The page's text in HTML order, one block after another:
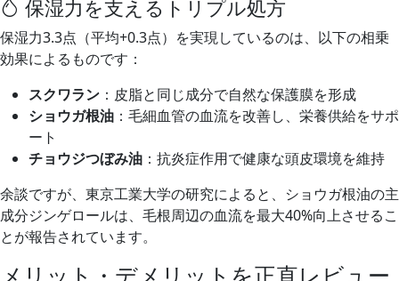
保湿力を支えるトリプル処方
保湿力3.3点（平均+0.3点）を実現しているのは、以下の相乗
効果によるものです：
スクワラン ：皮脂と同じ成分で自然な保護膜を形成
ショウガ根油 ：毛細血管の血流を改善し、栄養供給をサポ
ート
チョウジつぼみ油 ：抗炎症作用で健康な頭皮環境を維持
余談ですが、東京工業大学の研究によると、ショウガ根油の主
成分ジンゲロールは、毛根周辺の血流を最大40%向上させるこ
とが報告されています。
メリット・デメリットを正直レビュー